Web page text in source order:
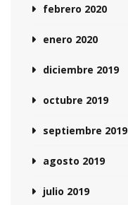
febrero 2020
enero 2020
diciembre 2019
octubre 2019
septiembre 2019
agosto 2019
julio 2019